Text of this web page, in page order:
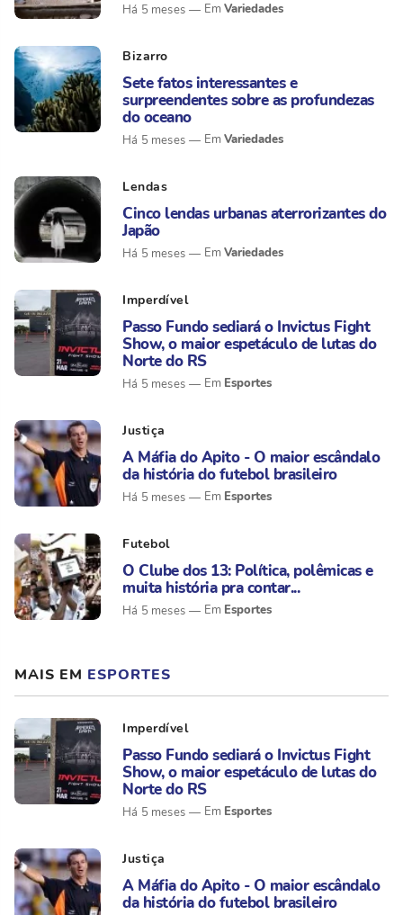
Há 5 meses Variedades
Bizarro
Sete fatos interessantes e
surpreendentes sobre as profundezas
do oceano
Há 5 meses Variedades
Lendas
Cinco lendas urbanas aterrorizantes do
Japão
Há 5 meses Variedades
Imperdível
Passo Fundo sediará o Invictus Fight
Show, o maior espetáculo de lutas do
Norte do RS
Há 5 meses Esportes
Justiça
A Máfia do Apito - O maior escândalo
da história do futebol brasileiro
Há 5 meses Esportes
Futebol
O Clube dos 13: Política, polêmicas e
muita história pra contar...
Há 5 meses Esportes
MAIS EM ESPORTES
Imperdível
Passo Fundo sediará o Invictus Fight
Show, o maior espetáculo de lutas do
Norte do RS
Há 5 meses Esportes
Justiça
A Máfia do Apito - O maior escândalo
da história do futebol brasileiro